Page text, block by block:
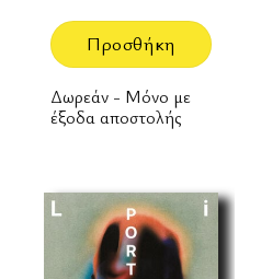
Προσθήκη
Δωρεάν - Μόνο με
έξοδα αποστολής